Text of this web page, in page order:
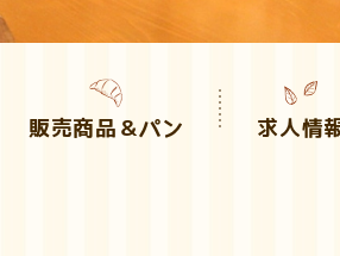
販売商品＆パン 求人情